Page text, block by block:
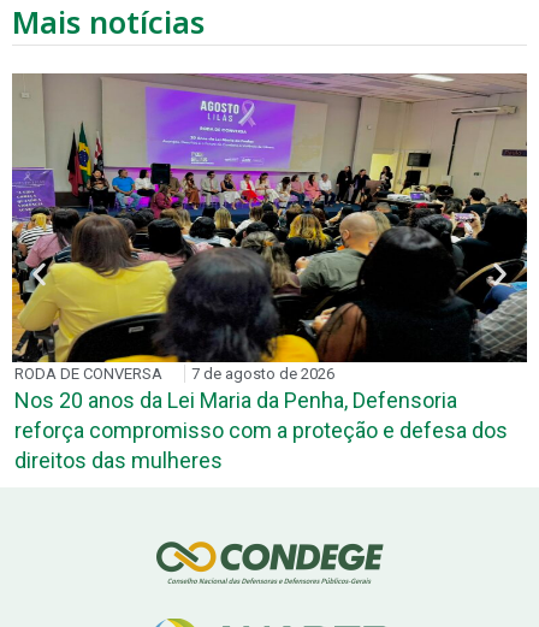
Mais notícias
RODA DE CONVERSA 7 de agosto de 2026
Nos 20 anos da Lei Maria da Penha, Defensoria
reforça compromisso com a proteção e defesa dos
direitos das mulheres